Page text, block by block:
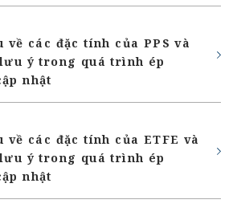
về các đặc tính của PPS và
ý trong quá trình ép
nhật
về các đặc tính của ETFE và
ý trong quá trình ép
nhật